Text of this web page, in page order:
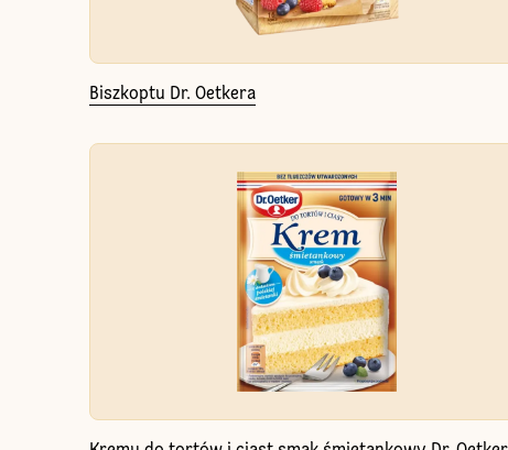
Biszkoptu Dr. Oetkera